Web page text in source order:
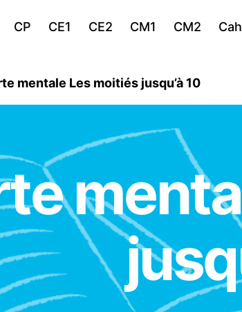
CP CE1 CE2 CM1 CM2
mentale Les moitiés jusqu’à 10